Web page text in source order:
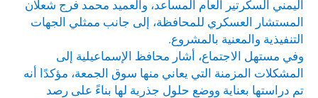
اليمني السكرتير العام المساعد، والعميد محمد فرج شعلان
المستشار العسكري للمحافظة، إلى جانب ممثلي الجهات
التنفيذية والمعنية بالمشروع.
وفي مستهل الاجتماع، أشار محافظ الإسماعيلية إلى
المشكلات المزمنة التي يعاني منها سوق الجمعة، مؤكدًا أنه
تم دراستها بعناية ووضع حلول جذرية لها بناءً على رصد